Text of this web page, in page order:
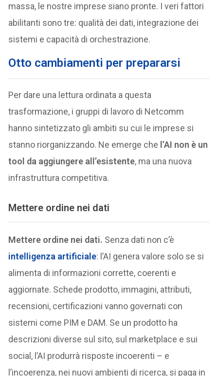
massa, le nostre imprese siano pronte. I veri fattori
abilitanti sono tre: qualità dei dati, integrazione dei
sistemi e capacità di orchestrazione.
Otto cambiamenti per prepararsi
Per dare una lettura ordinata a questa
trasformazione, i gruppi di lavoro di Netcomm
hanno sintetizzato gli ambiti su cui le imprese si
stanno riorganizzando. Ne emerge che l’AI non è un
tool da aggiungere all’esistente, ma una nuova
infrastruttura competitiva.
Mettere ordine nei dati
Mettere ordine nei dati. Senza dati non c’è
intelligenza artificiale: l’AI genera valore solo se si
alimenta di informazioni corrette, coerenti e
aggiornate. Schede prodotto, immagini, attributi,
recensioni, certificazioni vanno governati con
sistemi come PIM e DAM. Se un prodotto ha
descrizioni diverse sul sito, sul marketplace e sui
social, l’AI produrrà risposte incoerenti – e
l’incoerenza, nei nuovi ambienti di ricerca, si paga in